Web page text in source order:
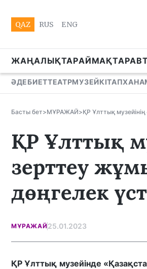
QAZ RUS ENG
ЖАҢАЛЫҚТАРАЙМАҚТАР
ӘДЕБИЕТТЕАТРМУЗЕЙКІТАПХАНА
Басты бет>МҰРАЖАЙ>ҚР Ұлттық
ҚР Ұлттық
зерттеу
дөңгелек
МҰРАЖАЙ 25.01.2023
ҚР Ұлттық музейінде